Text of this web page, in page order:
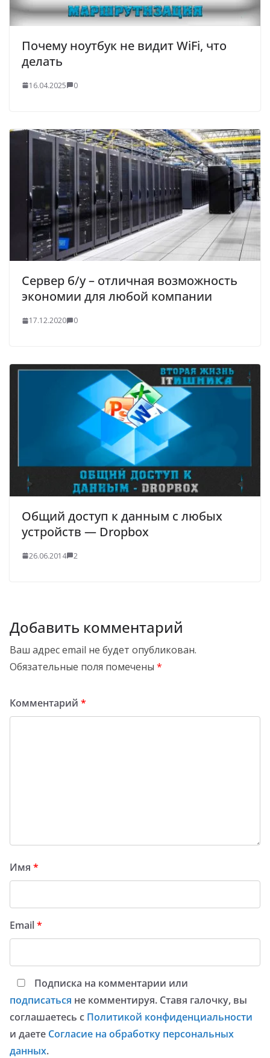
Почему ноутбук не видит WiFi, что
делать
16.04.2025 0
Сервер б/у – отличная возможность
экономии для любой компании
17.12.2020 0
Общий доступ к данным с любых
устройств — Dropbox
26.06.2014 2
Добавить комментарий
Ваш адрес email не будет опубликован.
Обязательные поля помечены *
Комментарий *
Имя *
Email*
Подписка на комментарии или
подписаться не комментируя. Ставя галочку, вы
соглашаетесь с Политикой конфиденциальности
и даете Согласие на обработку персональных
данных.